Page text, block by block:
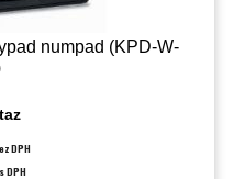
numpad (KPD-W-
DPH
s DPH